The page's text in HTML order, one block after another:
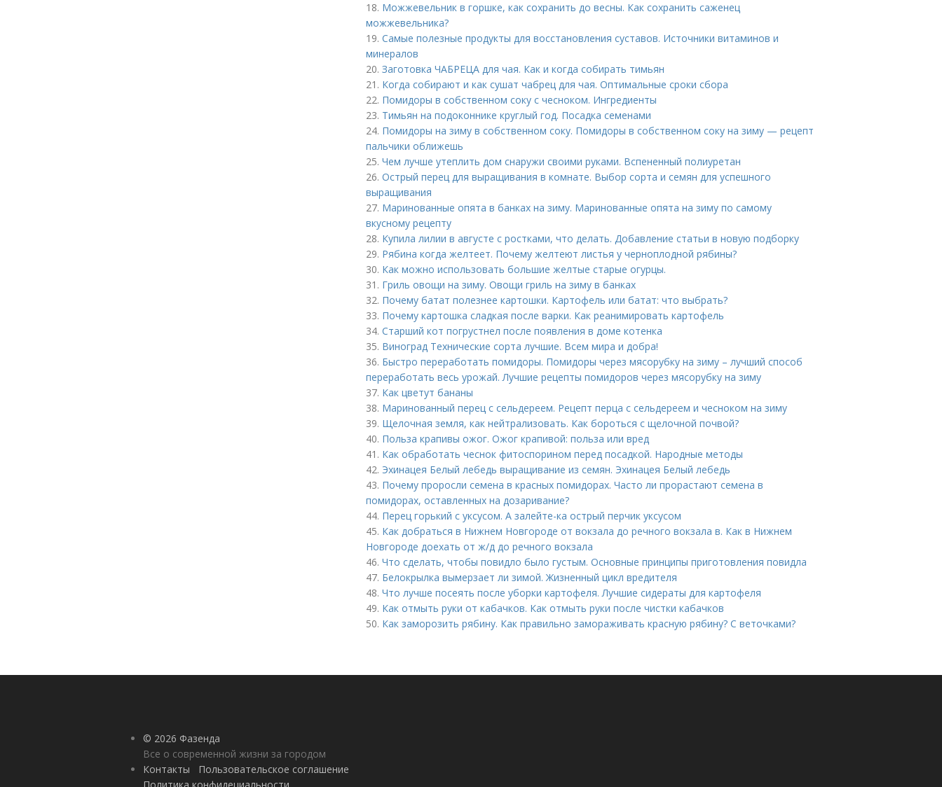
18. Можжевельник в горшке, как сохранить до весны. Как сохранить саженец
можжевельника?
19. Самые полезные продукты для восстановления суставов. Источники витаминов и
минералов
20. Заготовка ЧАБРЕЦА для чая. Как и когда собирать тимьян
21. Когда собирают и как сушат чабрец для чая. Оптимальные сроки сбора
22. Помидоры в собственном соку с чесноком. Ингредиенты
23. Тимьян на подоконнике круглый год. Посадка семенами
24. Помидоры на зиму в собственном соку. Помидоры в собственном соку на зиму — рецепт
пальчики оближешь
25. Чем лучше утеплить дом снаружи своими руками. Вспененный полиуретан
26. Острый перец для выращивания в комнате. Выбор сорта и семян для успешного
выращивания
27. Маринованные опята в банках на зиму. Маринованные опята на зиму по самому
вкусному рецепту
28. Купила лилии в августе с ростками, что делать. Добавление статьи в новую подборку
29. Рябина когда желтеет. Почему желтеют листья у черноплодной рябины?
30. Как можно использовать большие желтые старые огурцы.
31. Гриль овощи на зиму. Овощи гриль на зиму в банках
32. Почему батат полезнее картошки. Картофель или батат: что выбрать?
33. Почему картошка сладкая после варки. Как реанимировать картофель
34. Старший кот погрустнел после появления в доме котенка
35. Виноград Технические сорта лучшие. Всем мира и добра!
36. Быстро переработать помидоры. Помидоры через мясорубку на зиму – лучший способ
переработать весь урожай. Лучшие рецепты помидоров через мясорубку на зиму
37. Как цветут бананы
38. Маринованный перец с сельдереем. Рецепт перца с сельдереем и чесноком на зиму
39. Щелочная земля, как нейтрализовать. Как бороться с щелочной почвой?
40. Польза крапивы ожог. Ожог крапивой: польза или вред
41. Как обработать чеснок фитоспорином перед посадкой. Народные методы
42. Эхинацея Белый лебедь выращивание из семян. Эхинацея Белый лебедь
43. Почему проросли семена в красных помидорах. Часто ли прорастают семена в
помидорах, оставленных на дозаривание?
44. Перец горький с уксусом. А залейте-ка острый перчик уксусом
45. Как добраться в Нижнем Новгороде от вокзала до речного вокзала в. Как в Нижнем
Новгороде доехать от ж/д до речного вокзала
46. Что сделать, чтобы повидло было густым. Основные принципы приготовления повидла
47. Белокрылка вымерзает ли зимой. Жизненный цикл вредителя
48. Что лучше посеять после уборки картофеля. Лучшие сидераты для картофеля
49. Как отмыть руки от кабачков. Как отмыть руки после чистки кабачков
50. Как заморозить рябину. Как правильно замораживать красную рябину? С веточками?
© 2026 Фазенда
Все о современной жизни за городом
Контакты
Пользовательское соглашение